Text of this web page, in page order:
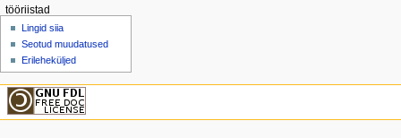
tööriistad
Lingid siia
Seotud muudatused
Erileheküljed